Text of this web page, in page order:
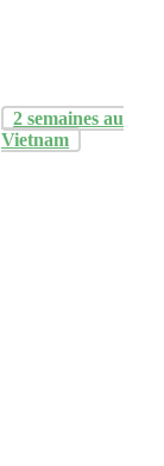
2 semaines au
Vietnam